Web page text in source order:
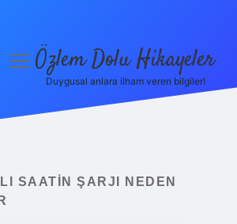
menüyüÖzlem Dolu Hikayeler
Duygusal anlara ilham veren bilgiler!
SAATIN ŞARJI NEDEN